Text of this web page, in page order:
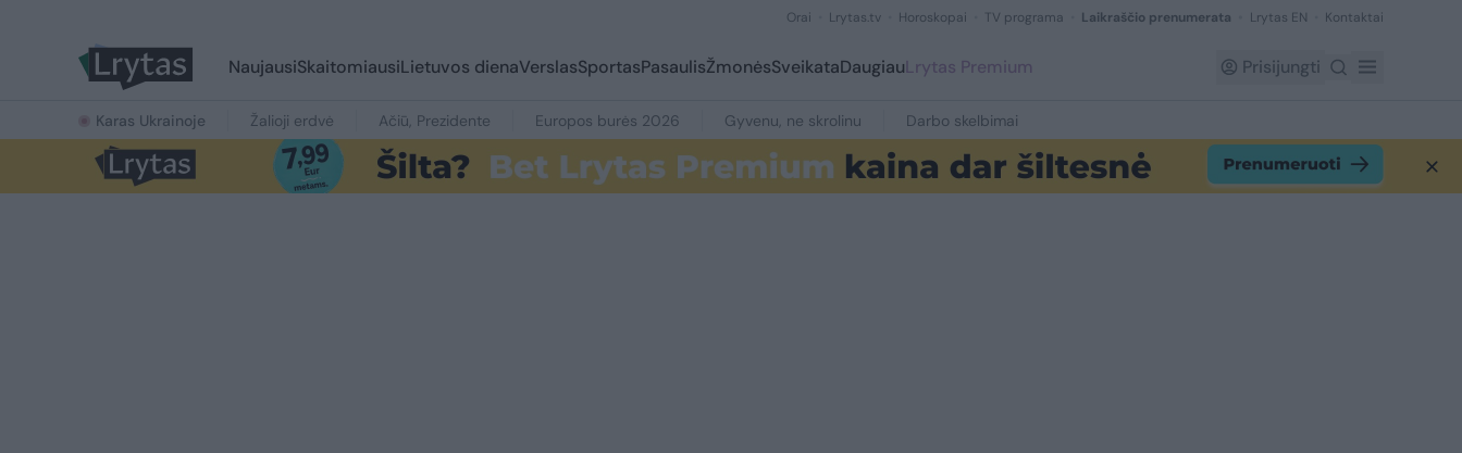
Orai Lrytas.tv Horoskopai TV programa Laikraščio prenumerata Lrytas EN Kontaktai
NaujausiSkaitomiausiLietuvos dienaVerslasSportasPasaulisŽmonėsSveikataDaugiauLrytas Premium Prisijungti
Karas Ukrainoje Žalioji erdvė Ačiū, Prezidente Europos burės 2026 Gyvenu, ne skrolinu Darbo skelbimai